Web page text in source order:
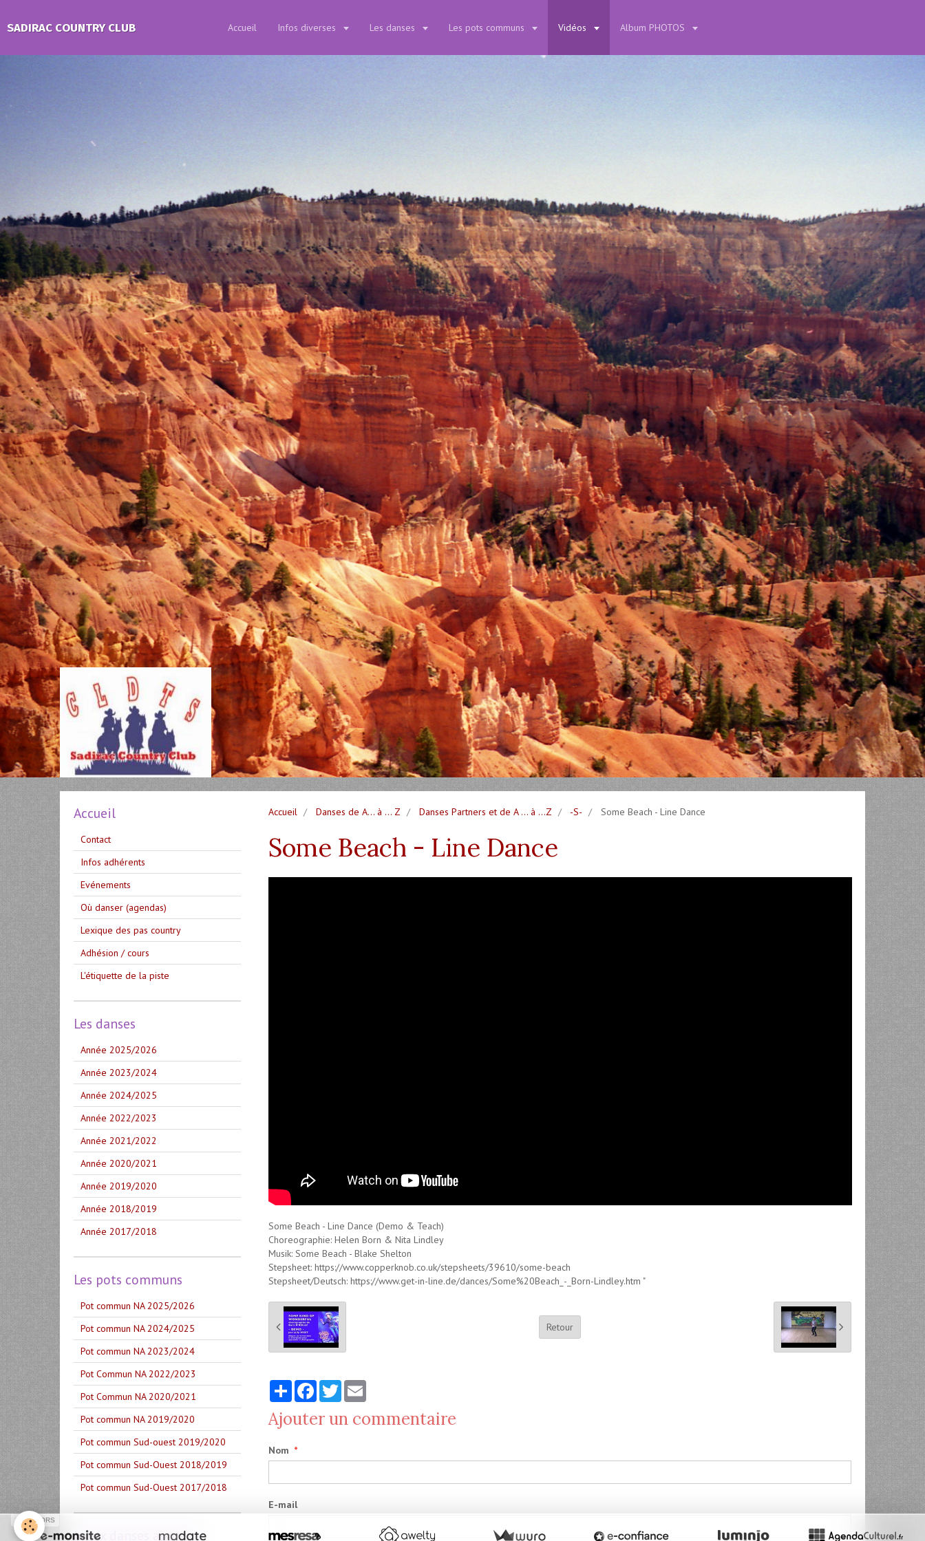
SADIRAC COUNTRY CLUB Accueil Infos diverses Les danses Les pots communs Vidéos Album PHOTOS
Accueil Danses de A... à ... Z Danses Partners et de A ... à ...Z -S- Some Beach - Line Dance
Some Beach - Line Dance
Some Beach - Line Dance (Demo & Teach)
Choreographie: Helen Born & Nita Lindley
Musik: Some Beach - Blake Shelton
Stepsheet: https://www.copperknob.co.uk/stepsheets/39610/some-beach
Stepsheet/Deutsch: https://www.get-in-line.de/dances/Some%20Beach_-_Born-Lindley.htm "
Retour
PartagerFacebook
TwitterEmail
Ajouter un commentaire
Nom
E-mail
Accueil
Contact
Infos adhérents
Evénements
Où danser (agendas)
Lexique des pas country
Adhésion / cours
L'étiquette de la piste
Les danses
Année 2025/2026
Année 2023/2024
Année 2024/2025
Année 2022/2023
Année 2021/2022
Année 2020/2021
Année 2019/2020
Année 2018/2019
Année 2017/2018
Les pots communs
Pot commun NA 2025/2026
Pot commun NA 2024/2025
Pot commun NA 2023/2024
Pot Commun NA 2022/2023
Pot Commun NA 2020/2021
Pot commun NA 2019/2020
Pot commun Sud-ouest 2019/2020
Pot commun Sud-Ouest 2018/2019
Pot commun Sud-Ouest 2017/2018
Index danses apprises
SPONSORS